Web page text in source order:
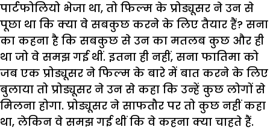
पार्टफोलियो भेजा था, तो फिल्म के प्रोड्यूसर ने उन से
पूछा था कि क्या वे सबकुछ करने के लिए तैयार हैं? सना
का कहना है कि सबकुछ से उन का मतलब कुछ और ही
था जो वे समझ गई थीं. इतना ही नहीं, सना फातिमा को
जब एक प्रोड्यूसर ने फिल्म के बारे में बात करने के लिए
बुलाया तो प्रोड्यूसर ने उन से कहा कि उन्हें कुछ लोगों से
मिलना होगा. प्रोड्यूसर ने साफतौर पर तो कुछ नहीं कहा
था, लेकिन वे समझ गई थीं कि वे कहना क्या चाहते हैं.